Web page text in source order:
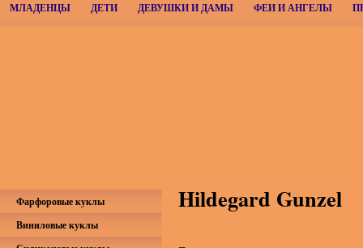
МЛАДЕНЦЫ ДЕТИ ДЕВУШКИ И ДАМЫ ФЕИ И АНГЕЛЫ
Hildegard Gunzel
Фарфоровые куклы
Виниловые куклы